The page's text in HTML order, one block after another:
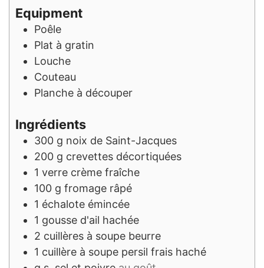
Equipment
Poêle
Plat à gratin
Louche
Couteau
Planche à découper
Ingrédients
300 g noix de Saint-Jacques
200 g crevettes décortiquées
1 verre crème fraîche
100 g fromage râpé
1 échalote émincée
1 gousse d'ail hachée
2 cuillères à soupe beurre
1 cuillère à soupe persil frais haché